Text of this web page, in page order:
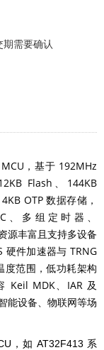
需要确认
，基于 192MHz
Flash、144KB
OTP 数据存储，
、多组定时器、
源丰富且支持多设备
硬件加速器与 TRNG
度范围，低功耗架构
Keil MDK、IAR 及
能设备、物联网等场
，如 AT32F413 系